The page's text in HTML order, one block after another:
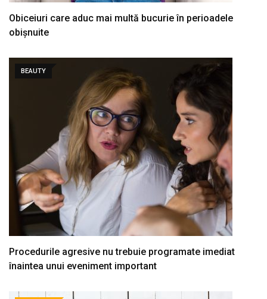
Obiceiuri care aduc mai multă bucurie în perioadele
obișnuite
BEAUTY
Procedurile agresive nu trebuie programate imediat
înaintea unui eveniment important